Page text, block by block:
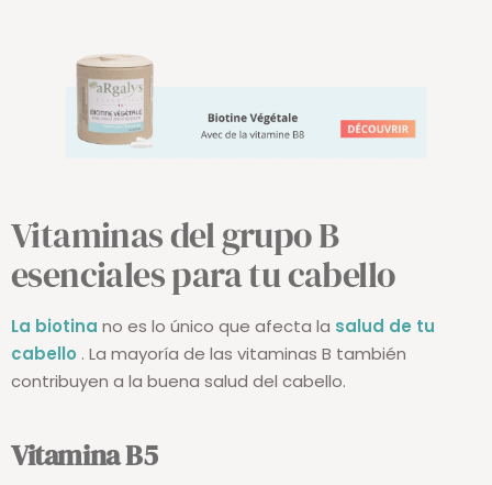
Vitaminas del grupo B
esenciales para tu cabello
La biotina no es lo único que afecta la salud de tu
cabello . La mayoría de las vitaminas B también
contribuyen a la buena salud del cabello.
Vitamina B5